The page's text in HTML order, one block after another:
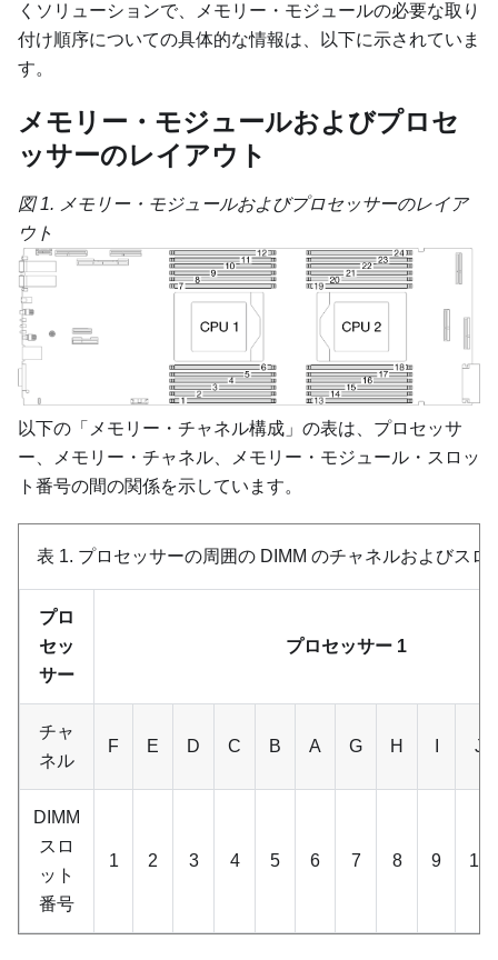
くソリューションで、メモリー・モジュールの必要な取り
付け順序についての具体的な情報は、以下に示されていま
す。
メモリー・モジュールおよびプロセ
ッサーのレイアウト
図 1. メモリー・モジュールおよびプロセッサーのレイア
ウト
以下の「メモリー・チャネル構成」の表は、プロセッサ
ー、メモリー・チャネル、メモリー・モジュール・スロッ
ト番号の間の関係を示しています。
表 1. プロセッサーの周囲の DIMM のチャネルおよびスロ
プロ
セッ
サー
プロセッサー 1
チャ
ネル
F E D C B A G H J
DIMM
スロ
ット
番号
1 2 3 4 5 6 7 8 9 10